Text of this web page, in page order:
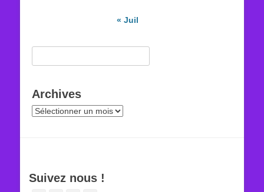
« Juil
Archives
Archives
Suivez nous !